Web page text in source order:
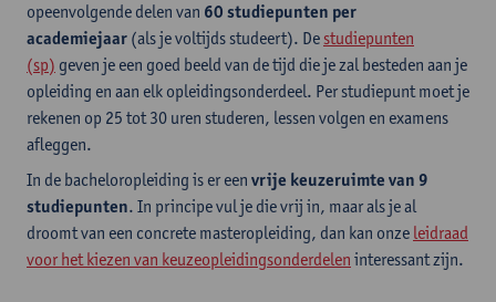
opeenvolgende delen van 60 studiepunten per
academiejaar (als je voltijds studeert). De studiepunten
(sp) geven je een goed beeld van de tijd die je zal besteden aan je
opleiding en aan elk opleidingsonderdeel. Per studiepunt moet je
rekenen op 25 tot 30 uren studeren, lessen volgen en examens
afleggen.
In de bacheloropleiding is er een vrije keuzeruimte van 9
studiepunten. In principe vul je die vrij in, maar als je al
droomt van een concrete masteropleiding, dan kan onze leidraad
voor het kiezen van keuzeopleidingsonderdelen interessant zijn.